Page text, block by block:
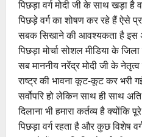
पिछड़ा वर्ग मोदी जी के साथ खड़ा
पिछड़े वर्ग का शोषण कर रहे हैं ऐसे
सबक सिखाने की आवश्यकता है इस
पिछड़ा मोर्चा सोशल मीडिया के
सब माननीय नरेंद्र मोदी जी के
राष्ट्र की भावना कूट-कूट कर भरी
सर्वोपरि हो लेकिन साथ ही साथ
दिलाना भी हमारा कर्तव्य है
पिछड़ा वर्ग रहता है और कुछ विशेष